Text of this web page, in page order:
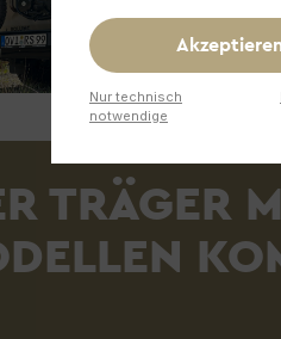
TRÄGER
Nur technisch
notwendige